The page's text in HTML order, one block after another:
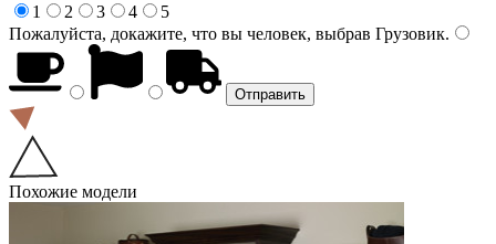
1
2 3 4
5
Пожалуйста, докажите, что вы человек, выбрав Грузовик.
Похожие модели